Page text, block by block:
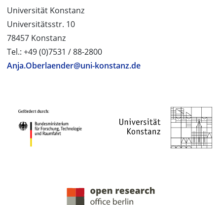
Universität Konstanz
Universitätsstr. 10
78457 Konstanz
Tel.: +49 (0)7531 / 88-2800
Anja.Oberlaender@uni-konstanz.de